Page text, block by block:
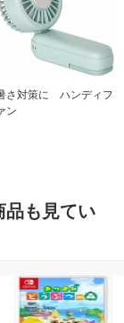
さ対策に ハンディフ
ン
品も見てい